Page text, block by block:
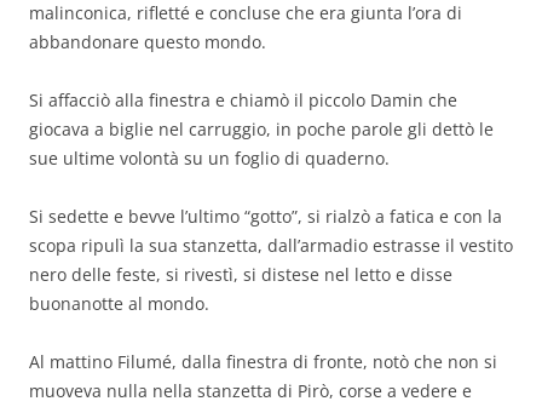
malinconica, rifletté e concluse che era giunta l’ora di
abbandonare questo mondo.
Si affacciò alla finestra e chiamò il piccolo Damin che
giocava a biglie nel carruggio, in poche parole gli dettò le
sue ultime volontà su un foglio di quaderno.
Si sedette e bevve l’ultimo “gotto”, si rialzò a fatica e con la
scopa ripulì la sua stanzetta, dall’armadio estrasse il vestito
nero delle feste, si rivestì, si distese nel letto e disse
buonanotte al mondo.
Al mattino Filumé, dalla finestra di fronte, notò che non si
muoveva nulla nella stanzetta di Pirò, corse a vedere e